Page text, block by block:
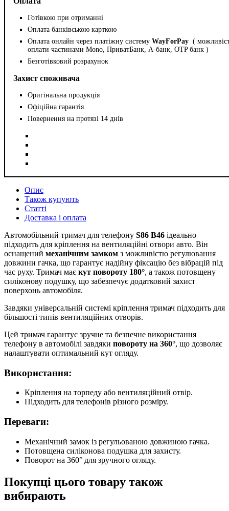
Готівкою при отриманні
Оплата банківською карткою
Оплата онлайн через платіжну систему WayForPay (
оплати частинами Mono, ПриватБанк, А-банк, OTP банк )
Безготівковий розрахунок
Захист споживача
Оригінальна продукція
Офіційна гарантія
Повернення на протязі 14 днів
Опис
Також купують
Статті
Доставка і оплата
Автомобільний тримач для телефону S86 B46 ідеально
підходить для кріплення на вентиляційні отвори авто. Він
оснащений механічним замком з можливістю регулювання
довжини гачка, що гарантує надійну фіксацію без вібрацій під
час руху. Тримач має кут повороту 180°, а також потовщену
силіконову подушку, що забезпечує додатковий захист
поверхонь автомобіля.
Завдяки універсальній системі кріплення тримач підходить для
більшості типів вентиляційних отворів.
Цей тримач гарантує зручне та безпечне використання
телефону в автомобілі завдяки повороту на 360°, що дозволяє
налаштувати оптимальний кут огляду.
Використання:
Кріплення на торпеду або вентиляційний отвір.
Підходить для телефонів різного розміру.
Переваги:
Механічний замок із регульованою довжиною гачка.
Потовщена силіконова подушка для захисту.
Поворот на 360° для зручного огляду.
Покупці цього товару також
вибирають